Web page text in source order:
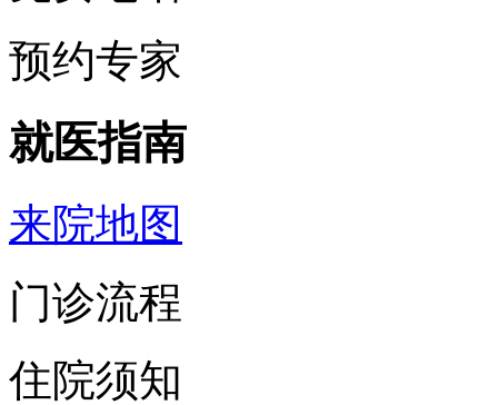
预约专家
就医指南
来院地图
门诊流程
住院须知